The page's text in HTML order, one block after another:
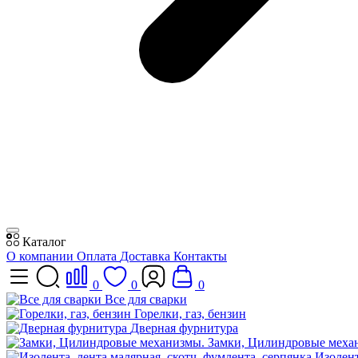
Каталог
О компании Оплата Доставка Контакты
0 0
0
Все для сварки
Горелки, газ, бензин
Дверная фурнитура
Замки, Цилиндровые